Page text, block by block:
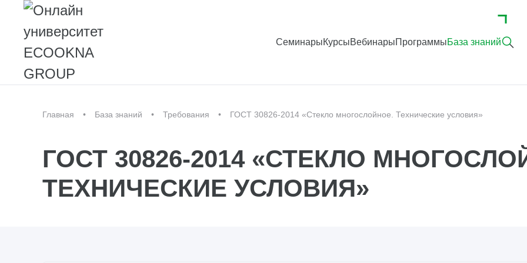
СеминарыКурсыВебинарыПрограммыБаза знаний
Главная База знаний Требования ГОСТ 30826-2014 «Стекло многослойное. Технические условия»
ГОСТ 30826-2014 «СТЕКЛО
ТЕХНИЧЕСКИЕ УСЛОВИЯ»